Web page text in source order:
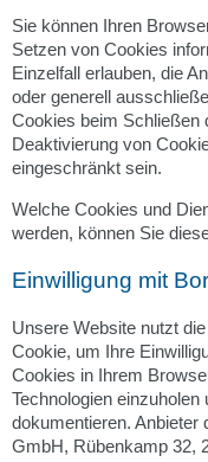
Sie können Ihren
Setzen von Cookies
Einzelfall erlauben, die
oder generell
Cookies beim Schließen
Deaktivierung von
eingeschränkt sein.
Welche Cookies und
werden, können Sie
Einwilligung mit
Unsere Website nutzt
Cookie, um Ihre
Cookies in Ihrem
Technologien
dokumentieren. Anbieter
GmbH, Rübenkamp 32,